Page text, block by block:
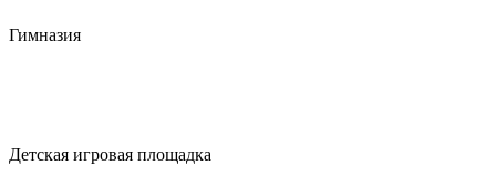
Гимназия
Детская игровая площадка